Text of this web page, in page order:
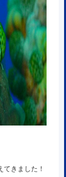
きました！